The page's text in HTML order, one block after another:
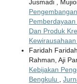
Jusmadi ,
Dan Produk
Faridah
Rahman, Aji
Kebijakan
Bengkulu